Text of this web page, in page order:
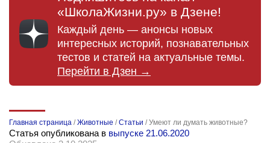
«ШколаЖизни.ру» в Дзене!
Каждый день — анонсы новых
интересных историй, познавательных
тестов и статей на актуальные темы.
Перейти в Дзен →
Главная страница /Животные /Статьи /Умеют ли думать животные?
Статья опубликована в выпуске 21.06.2020